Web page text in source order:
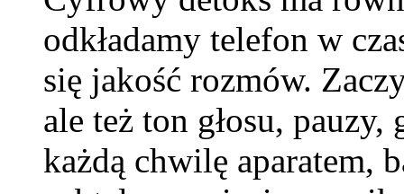
odkładamy telefon w
się jakość rozmów.
ale też ton głosu,
każdą chwilę aparatem,